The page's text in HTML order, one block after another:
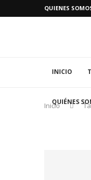
QUIENES
INICIO
QUIÉNES
Inicio